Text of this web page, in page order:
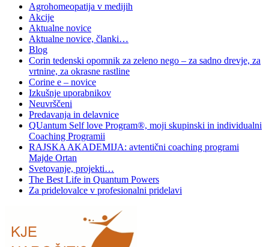
Agrohomeopatija v medijih
Akcije
Aktualne novice
Aktualne novice, članki…
Blog
Corin tedenski opomnik za zeleno nego – za sadno drevje, za
vrtnine, za okrasne rastline
Corine e – novice
Izkušnje uporabnikov
Neuvrščeni
Predavanja in delavnice
QUantum Self love Program®, moji skupinski in individualni
Coaching Programii
RAJSKA AKADEMIJA: avtentični coaching programi
Majde Ortan
Svetovanje, projekti…
The Best Life in Quantum Powers
Za pridelovalce v profesionalni pridelavi